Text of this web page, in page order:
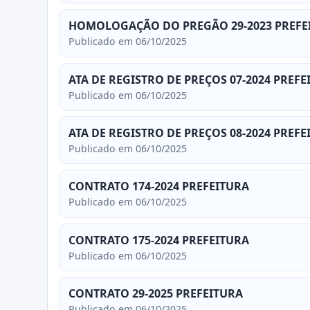
HOMOLOGAÇÃO DO PREGÃO 29-2023
Publicado em 06/10/2025
ATA DE REGISTRO DE PREÇOS 07-2024
Publicado em 06/10/2025
ATA DE REGISTRO DE PREÇOS 08-2024
Publicado em 06/10/2025
CONTRATO 174-2024 PREFEITURA
Publicado em 06/10/2025
CONTRATO 175-2024 PREFEITURA
Publicado em 06/10/2025
CONTRATO 29-2025 PREFEITURA